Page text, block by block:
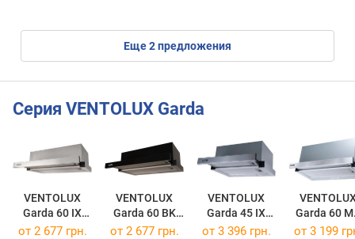
eще2предложения
Серия VENTOLUX Garda
VENTOLUX
Garda 60 IX
700 LED 2S
VENTOLUX
Garda 60 BK
700 LED 2S
VENTOLUX
Garda 45 IX
700 LED
Garda 60
1000 LED
от 2 677 грн. от 2 677 грн. от 3 396 грн. от 3 199